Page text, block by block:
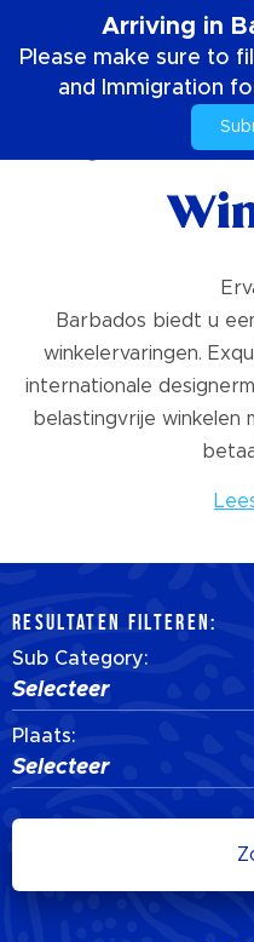
Arriving in
Please make sure to
and Immigration
Dingen om te doen
Barbados biedt u
winkelervaringen.
internationale
belastingvrije winkelen
RESULTATEN FILTEREN:
Sub Category:
Selecteer
Plaats:
Selecteer